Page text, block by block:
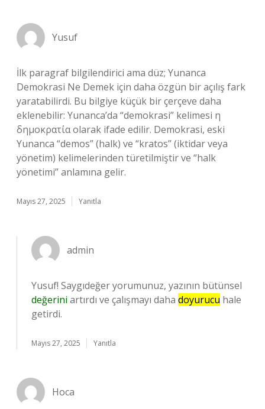
Yusuf
İlk paragraf bilgilendirici ama düz; Yunanca
Demokrasi Ne Demek için daha özgün bir açılış fark
yaratabilirdi. Bu bilgiye küçük bir çerçeve daha
eklenebilir: Yunanca’da “demokrasi” kelimesi η
δημοκρατία olarak ifade edilir. Demokrasi, eski
Yunanca “demos” (halk) ve “kratos” (iktidar veya
yönetim) kelimelerinden türetilmiştir ve “halk
yönetimi” anlamına gelir.
Mayıs 27, 2025 Yanıtla
admin
Yusuf! Saygıdeğer yorumunuz, yazının bütünsel
değerini artırdı ve çalışmayı daha doyurucu hale
getirdi.
Mayıs 27, 2025 Yanıtla
Hoca